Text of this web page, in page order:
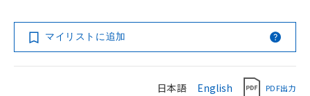
マイリストに追加
日本語 English PDF出力